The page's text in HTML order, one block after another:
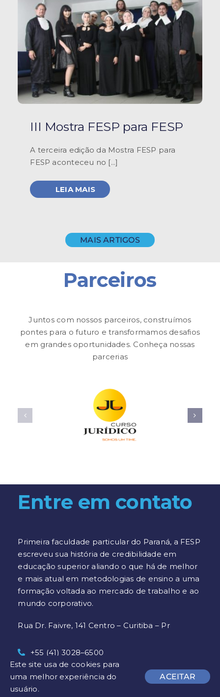
III Mostra FESP para FESP
A terceira edição da Mostra FESP para
FESP aconteceu no [...]
LEIA MAIS
MAIS ARTIGOS
Parceiros
Juntos com nossos parceiros, construímos
pontes para o futuro e transformamos desafios
em grandes oportunidades. Conheça nossas
parcerias
Entre em contato
Primeira faculdade particular do Paraná, a FESP
escreveu sua história de credibilidade em
educação superior aliando o que há de melhor
e mais atual em metodologias de ensino a uma
formação voltada ao mercado de trabalho e ao
mundo corporativo.
Rua Dr. Faivre, 141 Centro – Curitiba – Pr
+55 (41) 3028–6500
+55 (41) 98527-3371
Este site usa de cookies para
uma melhor experiência do
usuário.
ACEITAR